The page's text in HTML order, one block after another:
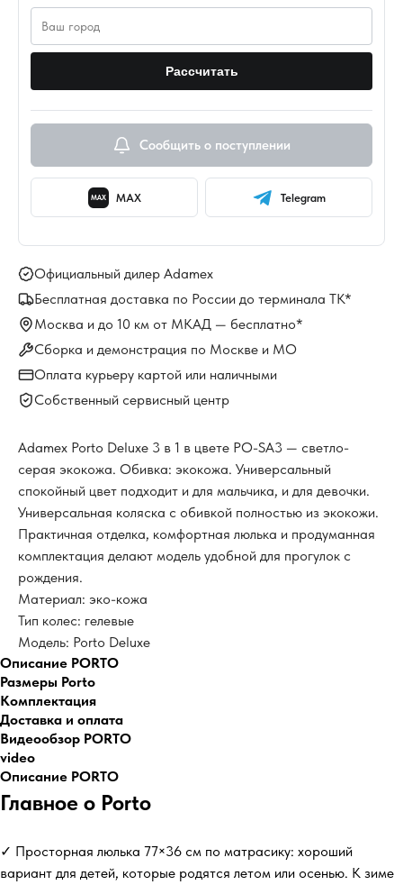
Рассчитать
Сообщить о поступлении
MAX MAX Telegram
Официальный дилер Adamex
Бесплатная доставка по России до терминала ТК*
Москва и до 10 км от МКАД — бесплатно*
Сборка и демонстрация по Москве и МО
Оплата курьеру картой или наличными
Собственный сервисный центр
Adamex Porto Deluxe 3 в 1 в цвете PO-SA3 — светло-
серая экокожа. Обивка: экокожа. Универсальный
спокойный цвет подходит и для мальчика, и для девочки.
Универсальная коляска с обивкой полностью из экокожи.
Практичная отделка, комфортная люлька и продуманная
комплектация делают модель удобной для прогулок с
рождения.
Материал: эко-кожа
Тип колес: гелевые
Модель: Porto Deluxe
Описание PORTO
Размеры Porto
Комплектация
Доставка и оплата
Видеообзор PORTO
video
Описание PORTO
Главное о Porto
✓ Просторная люлька 77×36 см по матрасику: хороший
вариант для детей, которые родятся летом или осенью. К зиме